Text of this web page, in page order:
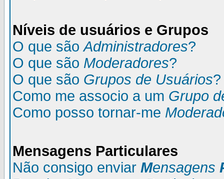
Níveis de usuários e Grupos
O que sãoAdministradores?
O que são Moderadores?
O que são Grupos de Usuários?
Como me associo a um Grupo
Como posso tornar-me
Mensagens Particulares
Não consigo enviar Mensagens